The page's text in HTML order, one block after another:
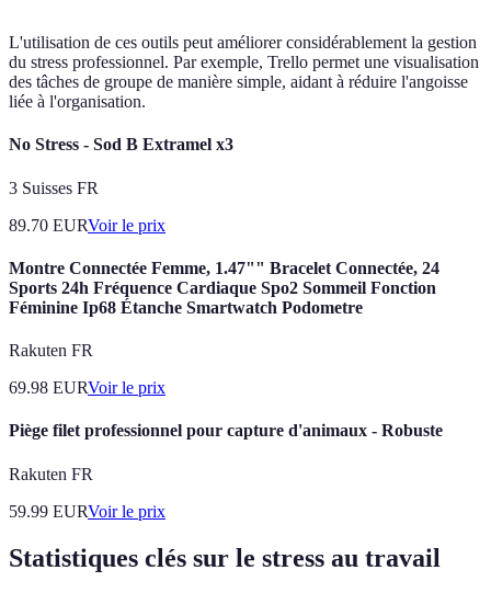
L'utilisation de ces outils peut améliorer considérablement la gestion
du stress professionnel. Par exemple, Trello permet une visualisation
des tâches de groupe de manière simple, aidant à réduire l'angoisse
liée à l'organisation.
No Stress - Sod B Extramel x3
3 Suisses FR
89.70 EURVoir le prix
Montre Connectée Femme, 1.47"" Bracelet Connectée, 24
Sports 24h Fréquence Cardiaque Spo2 Sommeil Fonction
Féminine Ip68 Étanche Smartwatch Podometre
Rakuten FR
69.98 EURVoir le prix
Piège filet professionnel pour capture d'animaux - Robuste
Rakuten FR
59.99 EURVoir le prix
Statistiques clés sur le stress au travail